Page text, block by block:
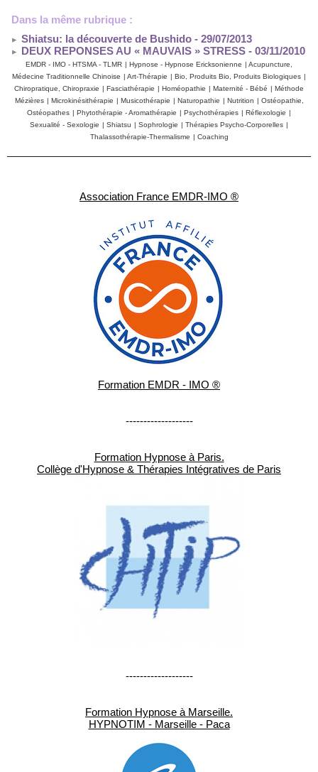
Association France EMDR-IMO ®
Formation EMDR - IMO ®
-------------------
Formation Hypnose à Paris.
Collège d'Hypnose & Thérapies Intégratives de Paris
-------------------
Formation Hypnose à Marseille.
HYPNOTIM - Marseille - Paca
Dans la même rubrique :
Shiatsu: la découverte de Bushido - 29/07/2013
DEUX REPONSES AU « MAUVAIS » STRESS - 03/11/2010
EMDR - IMO - HTSMA - TLMR | Hypnose - Hypnose Ericksonienne | Acupuncture,
Médecine Traditionnelle Chinoise | Art-Thérapie | Bio, Produits Bio, Produits Biologiques |
Chiropratique, Chiropraxie | Fasciathérapie | Homéopathie | Maternité - Bébé | Méthode
Mézières | Microkinésithérapie | Musicothérapie | Naturopathie | Nutrition | Ostéopathie,
Ostéopathes | Phytothérapie - Aromathérapie | Psychothérapies | Réflexologie |
Sexualité - Sexologie | Shiatsu | Sophrologie | Thérapies Psycho-Corporelles |
Thalassothérapie-Thermalisme | Coaching